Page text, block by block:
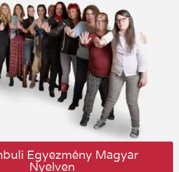
Egyezmény Magyar
Nyelven